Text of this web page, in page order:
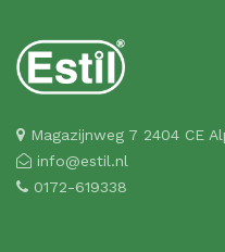
Magazijnweg 7 2404 CE
info@estil.nl
0172-619338